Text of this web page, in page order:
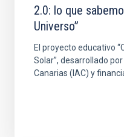
2.0: lo que
Universo”
El proyecto educativo
Solar”, desarrollado
Canarias (IAC) y